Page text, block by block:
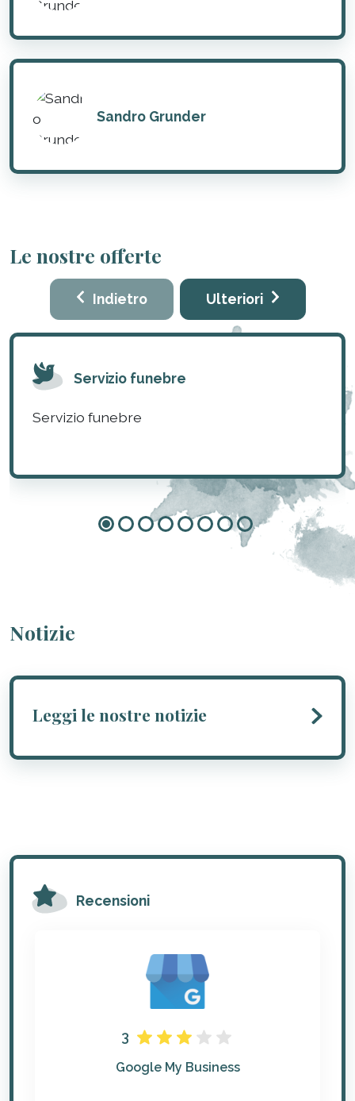
Sandro Grunder
Le nostre offerte
Indietro Ulteriori
Servizio funebre
Servizio funebre
Notizie
Leggi le nostre notizie
Recensioni
3
Google My Business